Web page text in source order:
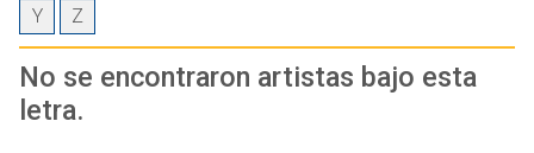
Y
Z
No se encontraron artistas bajo esta
letra.